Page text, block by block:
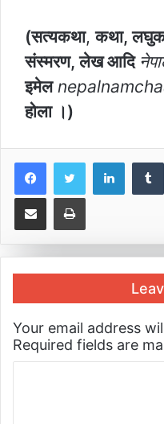
(सत्यकथा,कथा,
संस्मरण, लेख आदि
इमेल
होला ।)
Share via EmailPrint
Your email address
Required fields are